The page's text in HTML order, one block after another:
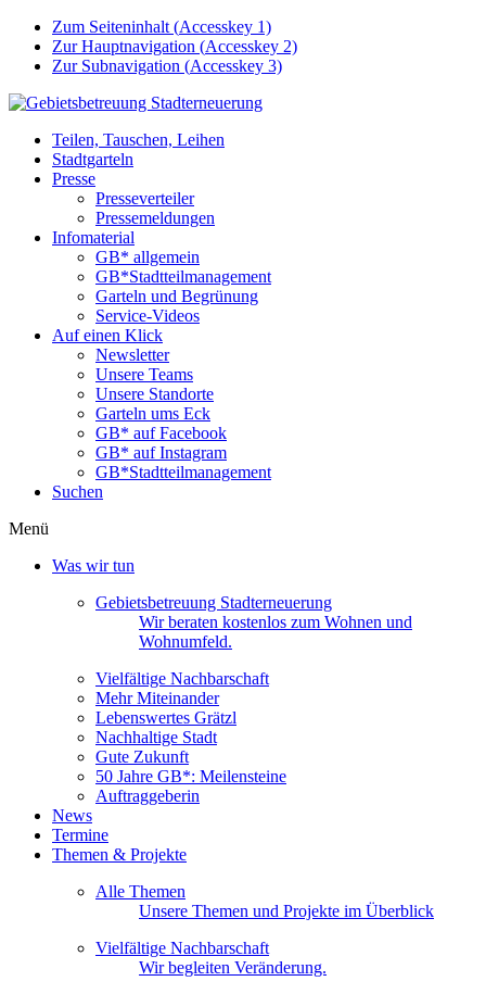
Zum Seiteninhalt (Accesskey 1)
Zur Hauptnavigation (Accesskey 2)
Zur Subnavigation (Accesskey 3)
Teilen, Tauschen, Leihen
Stadtgarteln
Presse
Presseverteiler
Pressemeldungen
Infomaterial
GB* allgemein
GB*Stadtteilmanagement
Garteln und Begrünung
Service-Videos
Auf einen Klick
Newsletter
Unsere Teams
Unsere Standorte
Garteln ums Eck
GB* auf Facebook
GB* auf Instagram
GB*Stadtteilmanagement
Suchen
Menü
Was wir tun
Gebietsbetreuung Stadterneuerung
Wir beraten kostenlos zum Wohnen und
Wohnumfeld.
Vielfältige Nachbarschaft
Mehr Miteinander
Lebenswertes Grätzl
Nachhaltige Stadt
Gute Zukunft
50 Jahre GB*: Meilensteine
Auftraggeberin
News
Termine
Themen & Projekte
Alle Themen
Unsere Themen und Projekte im Überblick
Vielfältige Nachbarschaft
Wir begleiten Veränderung.